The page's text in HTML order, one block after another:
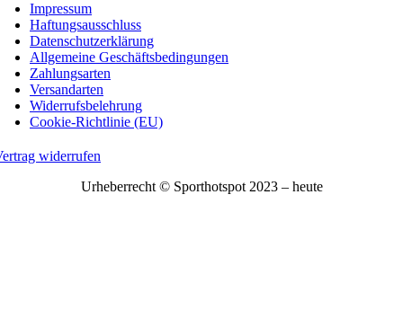
Impressum
Haftungsausschluss
Datenschutzerklärung
Allgemeine Geschäftsbedingungen
Zahlungsarten
Versandarten
Widerrufsbelehrung
Cookie-Richtlinie (EU)
widerrufen
Urheberrecht © Sporthotspot 2023 – heute